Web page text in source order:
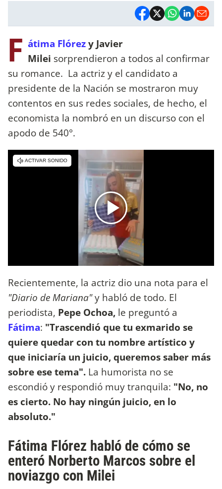
F átima Flórezy Javier
Milei sorprendieron a todos al confirmar
su romance. La actriz y el candidato a
presidente de la Nación se mostraron muy
contentos en sus redes sociales, de hecho, el
economista la nombró en un discurso con el
apodo de 540°.
Recientemente, la actriz dio una nota para el
"Diario de Mariana"y habló de todo. El
periodista, Pepe Ochoa, le preguntó a
Fátima: "Trascendió que tu exmarido se
quiere quedar con tu nombre artístico y
que iniciaría un juicio, queremos saber más
sobre ese tema". La humorista no se
escondió y respondió muy tranquila: "No, no
es cierto. No hay ningún juicio, en lo
absoluto."
Fátima Flórez habló de cómo se
enteró Norberto Marcos sobre el
noviazgo con Milei